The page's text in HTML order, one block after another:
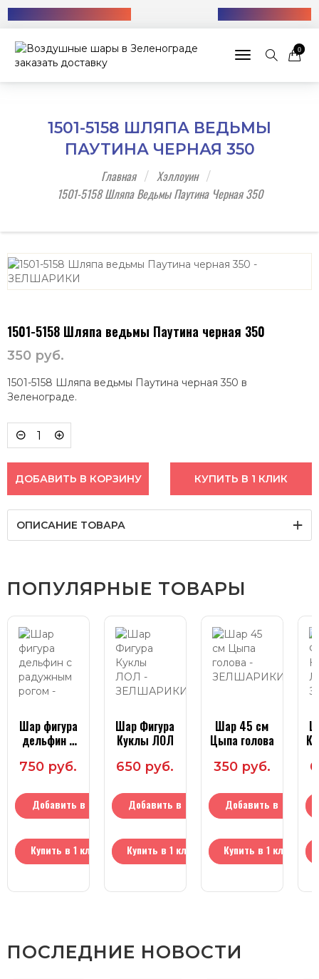
Toggle 0
1501-5158 ШЛЯПА ВЕДЬМЫ
ПАУТИНА ЧЕРНАЯ 350
Главная
Хэллоуин
1501-5158 Шляпа Ведьмы Паутина Черная 350
1501-5158 Шляпа ведьмы Паутина черная 350
350 руб.
1501-5158 Шляпа ведьмы Паутина черная 350 в
Зеленограде.
ДОБАВИТЬ В КОРЗИНУ КУПИТЬ В 1 КЛИК
ОПИСАНИЕ ТОВАРА
ПОПУЛЯРНЫЕ ТОВАРЫ
Шар фигура
дельфин с
рогом
750 руб.
Добавить в
Купить в 1 клик
Шар Фигура
Куклы ЛОЛ
650 руб.
Добавить в
Купить в 1 клик
Шар 45 см
Цыпа голова
350 руб.
Добавить в
Купить в 1 клик
ПОСЛЕДНИЕ НОВОСТИ